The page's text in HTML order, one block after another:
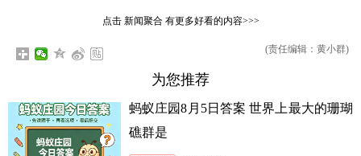
点击 新闻聚合有更多好看的内容>>>
(责任编辑：黄小群)
为您推荐
蚂蚁庄园8月5日答案 世界上最大的珊瑚
礁群是